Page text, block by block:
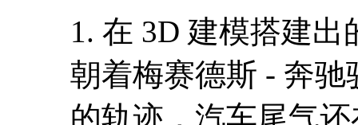
1. 在 3D 建模搭建
朝着梅赛德斯 - 奔
的轨迹，汽车尾气